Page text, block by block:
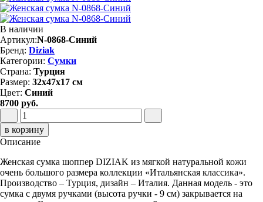
В наличии
Артикул:N-0868-Синий
Бренд: Diziak
Категории: Сумки
Страна: Турция
Размер: 32х47х17 см
Цвет: Синий
8700 руб.
в корзину
Описание
Женская сумка шоппер DIZIAK из мягкой натуральной кожи
очень большого размера коллекции «Итальянская классика».
Производство – Турция, дизайн – Италия. Данная модель - это
сумка с двумя ручками (высота ручки - 9 см) закрывается на